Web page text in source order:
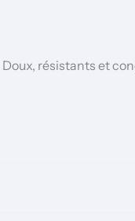
résistants et